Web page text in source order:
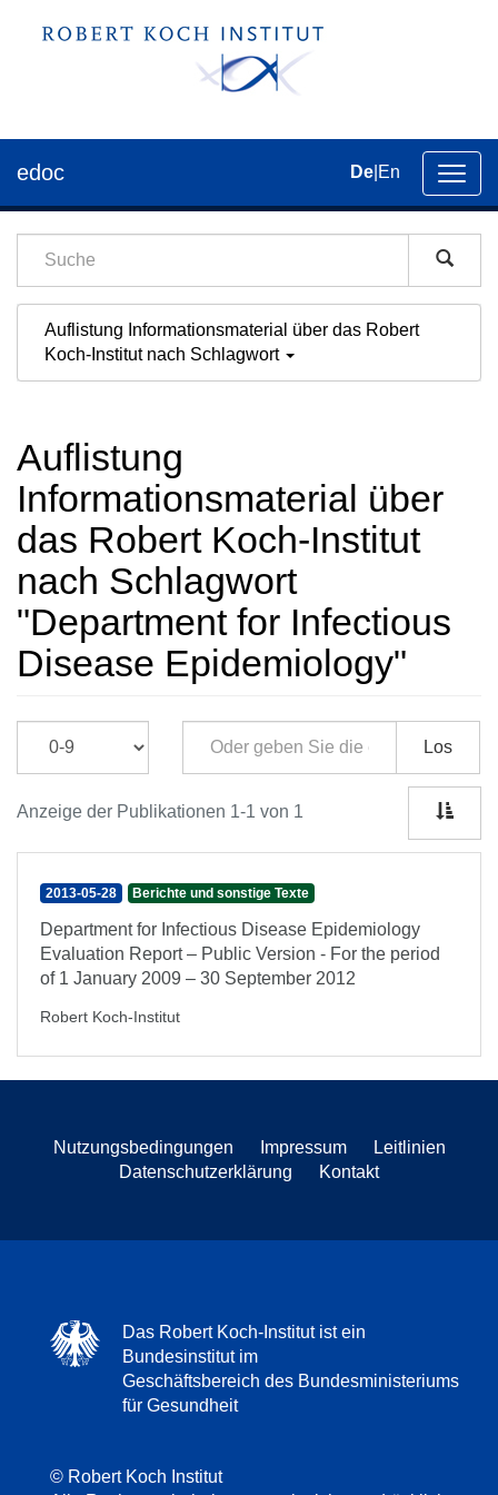
der
edoc De En
Auflistung Informationsmaterial über das Robert
Koch-Institut nach Schlagwort
Auflistung
Informationsmaterial über
das Robert Koch-Institut
nach Schlagwort
"Department for Infectious
Disease Epidemiology"
Los
Anzeige der Publikationen 1-1 von 1
2013-05-28 Berichte und sonstige Texte
Department for Infectious Disease Epidemiology
Evaluation Report – Public Version - For the period
of 1 January 2009 – 30 September 2012
Robert Koch-Institut
Nutzungsbedingungen Impressum
Leitlinien
Datenschutzerklärung
Kontakt
Das Robert Koch-Institut ist ein
Bundesinstitut im
Geschäftsbereich des Bundesministeriums
für Gesundheit
© Robert Koch Institut